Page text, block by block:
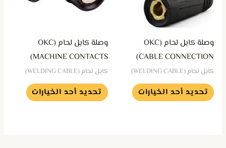
وصلة كابل لحام (OKC
CABLE CONNECTION)
كابل لحام (WELDING CABLE)
تحديد أحد الخيارات
الخيارات
صفحة
وصلة كابل لحام (OKC
MACHINE CONTACTS)
كابل لحام (WELDING CABLE)
تحديد أحد الخيارات
الخيارات
صفحة